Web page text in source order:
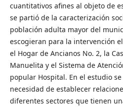
cuantitativos afines al objeto de
se partió de la caracterización
población adulta mayor del
escogieran para la intervención
el Hogar de Ancianos No. 2, la
Manuelita y el Sistema de
popular Hospital. En el estudio
necesidad de establecer
diferentes sectores que tienen